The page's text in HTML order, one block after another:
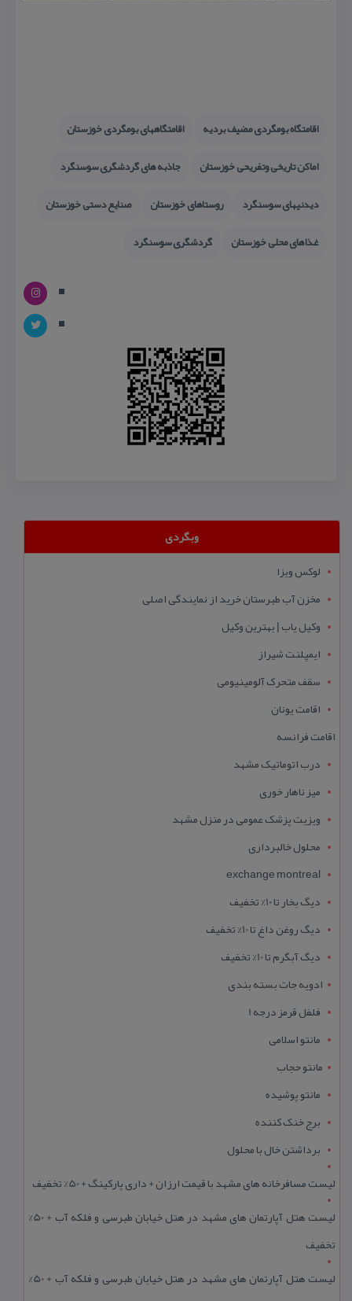
اقامتگاه بومگردی مضیف بردیه
اقامتگاههای بومگردی خوزستان
اماكن تاریخی وتفریحی خوزستان
جاذبه های گردشگری سوسنگرد
دیدنیهای سوسنگرد
روستاهای خوزستان
صنایع دستی خوزستان
غذاهای محلی خوزستان
گردشگری سوسنگرد
وبگردی
لوکس ویزا
مخزن آب طبرستان خرید از نمایندگی اصلی
وکیل یاب | بهترین وکیل
ایمپلنت شیراز
سقف متحرک آلومینیومی
اقامت یونان
اقامت فرانسه
درب اتوماتیک مشهد
میز ناهار خوری
ویزیت پزشک عمومی در منزل مشهد
محلول خالبرداری
exchange montreal
دیگ بخار تا 10% تخفیف
دیگ روغن داغ تا 10% تخفیف
دیگ آبگرم تا 10% تخفیف
ادویه جات بسته بندی
فلفل قرمز درجه 1
مانتو اسلامی
مانتو حجاب
مانتو پوشیده
برج خنک کننده
برداشتن خال با محلول
لیست مسافرخانه های مشهد با قیمت ارزان + داری پارکینگ + 50% تخفیف
لیست هتل آپارتمان های مشهد در هتل خیابان طبرسی و فلکه آب + 50%
تخفیف
لیست هتل آپارتمان های مشهد در هتل خیابان طبرسی و فلکه آب + 50%